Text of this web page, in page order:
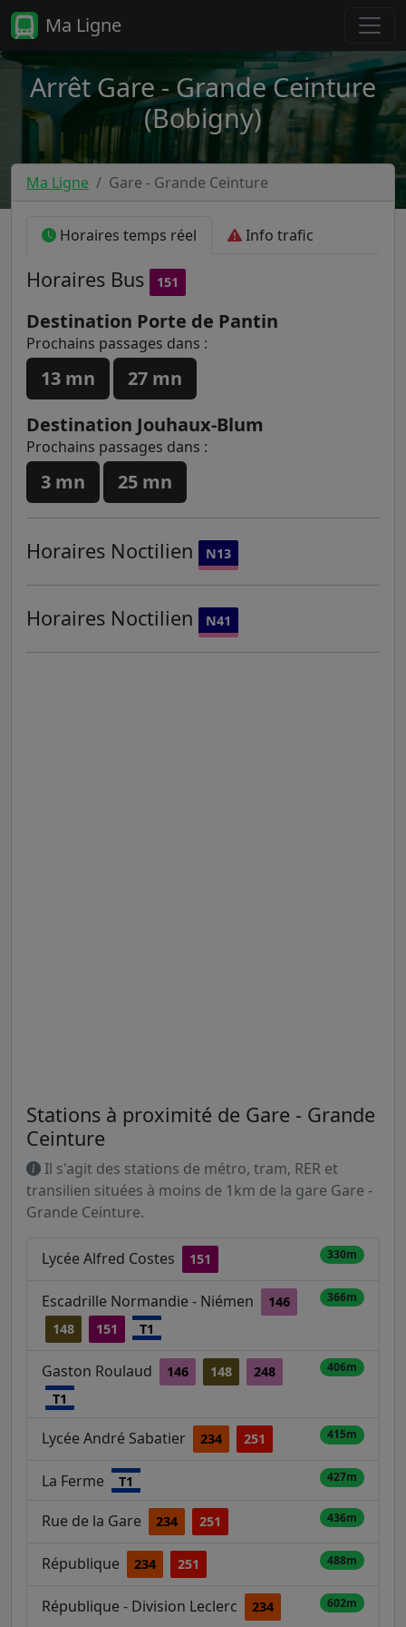
Ma Ligne
Arrêt Gare - Grande Ceinture
(Bobigny)
Ma Ligne Gare - Grande Ceinture
Horaires temps réel Info trafic
Horaires Bus 151
Destination Porte de Pantin
Prochains passages dans :
13 mn
27 mn
Destination Jouhaux-Blum
Prochains passages dans :
3 mn 25 mn
Horaires Noctilien N13
Horaires Noctilien N41
Stations à proximité de Gare - Grande
Ceinture
Il s'agit des stations de métro, tram, RER et
transilien situées à moins de 1km de la gare Gare -
Grande Ceinture.
Lycée Alfred Costes 151 330m
Escadrille Normandie - Niémen
146
148
151 T1
366m
Gaston Roulaud 146 148
248
T1
406m
Lycée André Sabatier 234 251 415m
La Ferme T1 427m
Rue de la Gare 234 251 436m
République 234 251 488m
République - Division Leclerc 234 602m